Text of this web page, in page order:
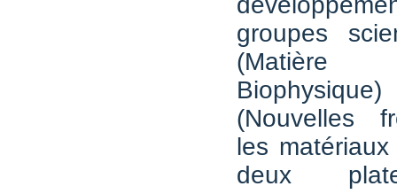
groupes
(Nouvelles
les
deux